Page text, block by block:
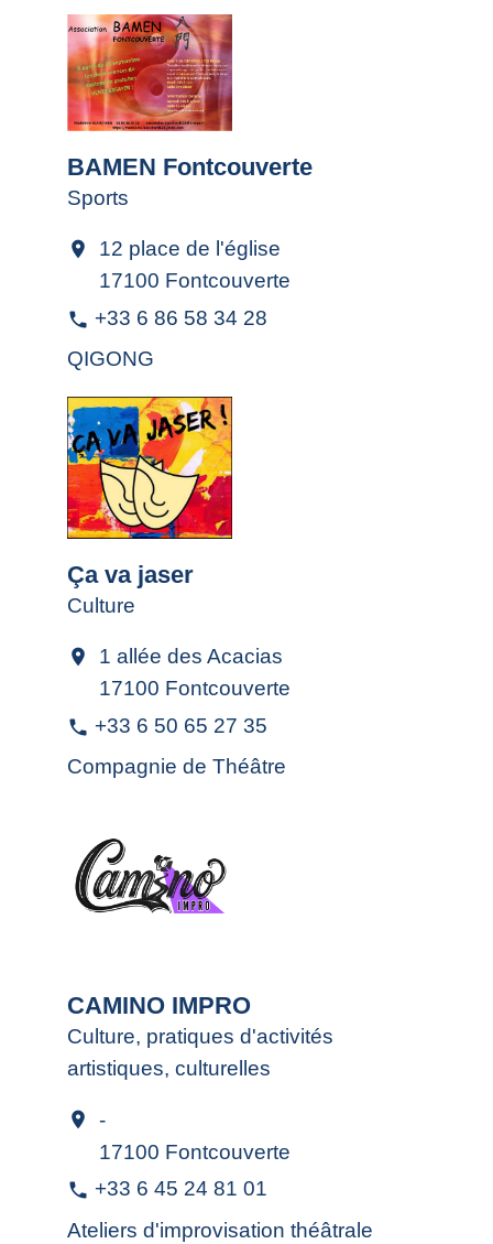
BAMEN Fontcouverte
Sports
location_on
12 place de l'église
17100 Fontcouverte
phone +33 6 86 58 34 28
QIGONG
Ça va jaser
Culture
location_on
1 allée des Acacias
17100 Fontcouverte
phone +33 6 50 65 27 35
Compagnie de Théâtre
CAMINO IMPRO
Culture, pratiques d'activités
artistiques, culturelles
location_on
-
17100 Fontcouverte
phone +33 6 45 24 81 01
Ateliers d'improvisation théâtrale